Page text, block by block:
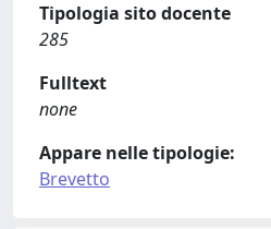
Tipologia sito docente
285
Fulltext
none
Appare nelle tipologie:
Brevetto